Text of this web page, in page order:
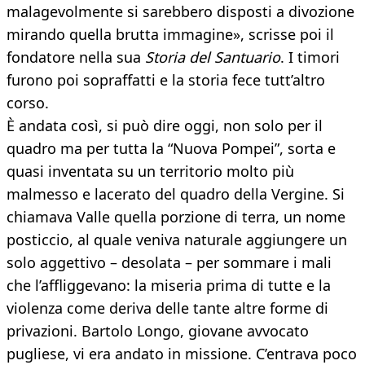
malagevolmente si sarebbero disposti a divozione
mirando quella brutta immagine», scrisse poi il
fondatore nella sua Storia del Santuario. I timori
furono poi sopraffatti e la storia fece tutt’altro
corso.
È andata così, si può dire oggi, non solo per il
quadro ma per tutta la “Nuova Pompei”, sorta e
quasi inventata su un territorio molto più
malmesso e lacerato del quadro della Vergine. Si
chiamava Valle quella porzione di terra, un nome
posticcio, al quale veniva naturale aggiungere un
solo aggettivo – desolata – per sommare i mali
che l’affliggevano: la miseria prima di tutte e la
violenza come deriva delle tante altre forme di
privazioni. Bartolo Longo, giovane avvocato
pugliese, vi era andato in missione. C’entrava poco